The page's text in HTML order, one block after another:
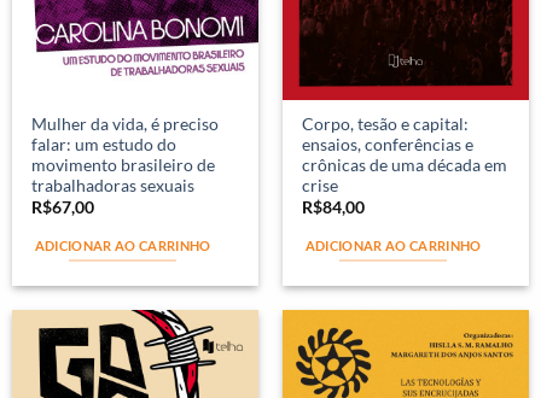
Mulher da vida, é preciso
falar: um estudo do
movimento brasileiro de
trabalhadoras sexuais
R$67,00
ADICIONAR AO CARRINHO
Corpo, tesão e capital:
ensaios, conferências e
crônicas de uma década em
crise
R$84,00
ADICIONAR AO CARRINHO